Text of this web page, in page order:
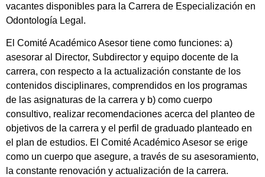
vacantes disponibles para la Carrera de Especialización en
Odontología Legal.
El Comité Académico Asesor tiene como funciones: a)
asesorar al Director, Subdirector y equipo docente de la
carrera, con respecto a la actualización constante de los
contenidos disciplinares, comprendidos en los programas
de las asignaturas de la carrera y b) como cuerpo
consultivo, realizar recomendaciones acerca del planteo de
objetivos de la carrera y el perfil de graduado planteado en
el plan de estudios. El Comité Académico Asesor se erige
como un cuerpo que asegure, a través de su asesoramiento,
la constante renovación y actualización de la carrera.